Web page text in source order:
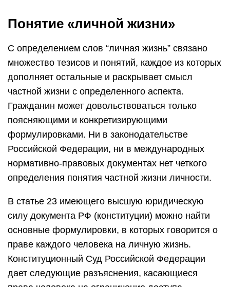
Понятие «личной жизни»
С определением слов “личная жизнь” связано
множество тезисов и понятий, каждое из которых
дополняет остальные и раскрывает смысл
частной жизни с определенного аспекта.
Гражданин может довольствоваться только
поясняющими и конкретизирующими
формулировками. Ни в законодательстве
Российской Федерации, ни в международных
нормативно-правовых документах нет четкого
определения понятия частной жизни личности.
В статье 23 имеющего высшую юридическую
силу документа РФ (конституции) можно найти
основные формулировки, в которых говорится о
праве каждого человека на личную жизнь.
Конституционный Суд Российской Федерации
дает следующие разъяснения, касающиеся